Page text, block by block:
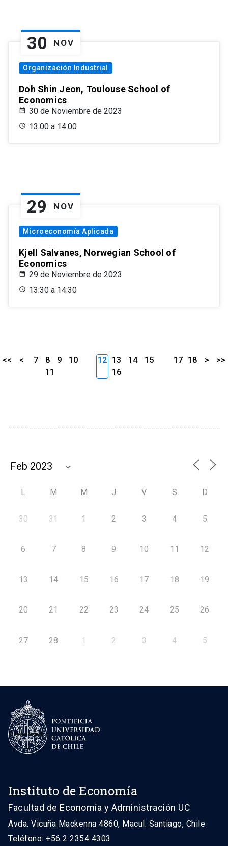
30 NOV
Organización Industrial
Doh Shin Jeon, Toulouse School of
Economics
30 de Noviembre de 2023
13:00 a 14:00
29 NOV
Microeconomía Aplicada
Kjell Salvanes, Norwegian School of
Economics
29 de Noviembre de 2023
13:30 a 14:30
<< < 7 8 9
10
11
12 13 14
15
16
17 18 > >>
L M M J V S D
30 31 1 2 3 4 5
6 7 8 9 10 11 12
13 14 15 16 17 18 19
20 21 22 23 24 25 26
27 28 1 2 3 4 5
Instituto de Economía
Facultad de Economía y Administración UC
Avda. Vicuña Mackenna 4860, Macul. Santiago, Chile
Teléfono: +56 2 2354 4303